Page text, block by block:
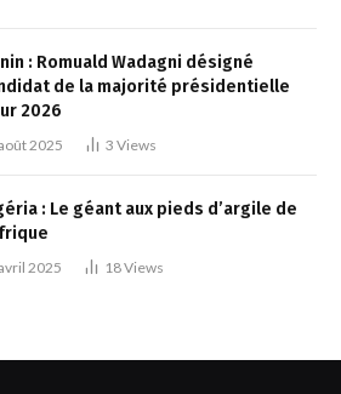
: Romuald Wadagni désigné
de la majorité présidentielle
2026
2025 3 Views
: Le géant aux pieds d’argile de
2025 18Views